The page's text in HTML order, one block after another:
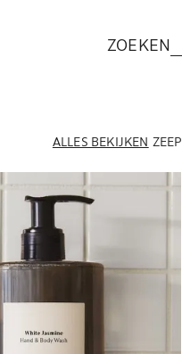
ZOEKEN
ALLES BEKIJKEN ZEEP
naar 1 van 6